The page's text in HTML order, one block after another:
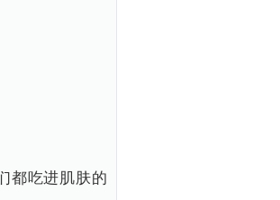
都吃进肌肤的